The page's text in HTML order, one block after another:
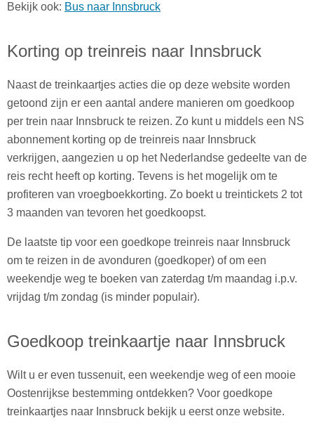
Bekijk ook: Bus naar Innsbruck
Korting op treinreis naar Innsbruck
Naast de treinkaartjes acties die op deze website worden
getoond zijn er een aantal andere manieren om goedkoop
per trein naar Innsbruck te reizen. Zo kunt u middels een NS
abonnement korting op de treinreis naar Innsbruck
verkrijgen, aangezien u op het Nederlandse gedeelte van de
reis recht heeft op korting. Tevens is het mogelijk om te
profiteren van vroegboekkorting. Zo boekt u treintickets 2 tot
3 maanden van tevoren het goedkoopst.
De laatste tip voor een goedkope treinreis naar Innsbruck
om te reizen in de avonduren (goedkoper) of om een
weekendje weg te boeken van zaterdag t/m maandag i.p.v.
vrijdag t/m zondag (is minder populair).
Goedkoop treinkaartje naar Innsbruck
Wilt u er even tussenuit, een weekendje weg of een mooie
Oostenrijkse bestemming ontdekken? Voor goedkope
treinkaartjes naar Innsbruck bekijk u eerst onze website.